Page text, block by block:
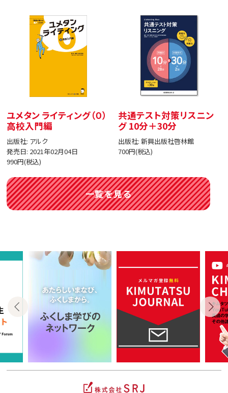
ユメタン ライティング（０）
高校入門編
出版社: アルク
発売日: 2021年02月04日
990円(税込)
共通テスト対策リスニン
グ 10分＋30分
出版社: 新興出版社啓林館
700円(税込)
一覧を見る